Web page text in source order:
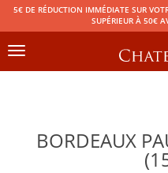
5€ DE RÉDUCTION IMMÉDIATE SUR
SUPÉRIEUR À 50€
Toggle
BORDEAUX